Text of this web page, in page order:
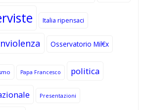
Italia ripensaci
Osservatorio Mil€x
Papa Francesco politica
Presentazioni